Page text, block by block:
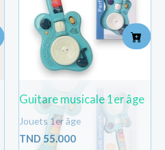
Guitare musicale 1er âge
Jouets 1er âge
TND 55.000